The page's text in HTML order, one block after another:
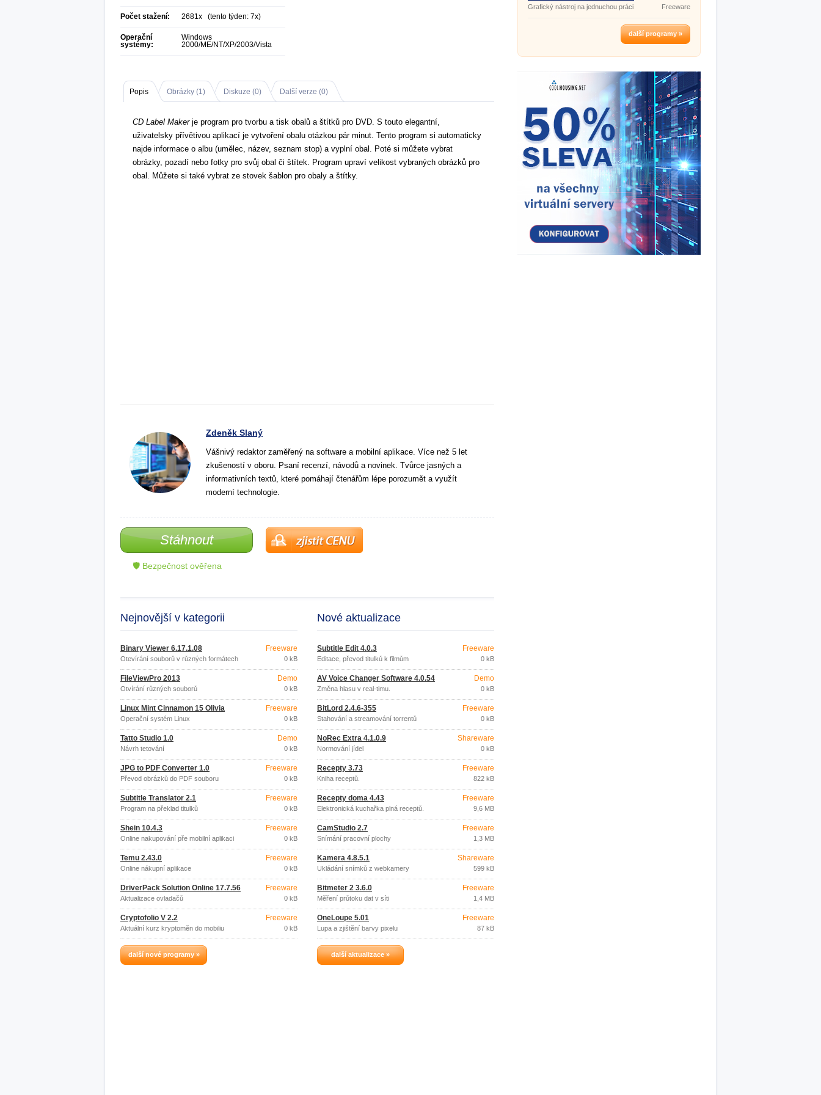
Počet stažení: 2681x (tento týden: 7x)
Operační
systémy:
Windows
2000/ME/NT/XP/2003/Vista
Popis Obrázky (1) Diskuze (0) Další verze (0)
CD Label Makerje program pro tvorbu a tisk obalů a štítků pro DVD. S touto elegantní,
uživatelsky přívětivou aplikací je vytvoření obalu otázkou pár minut. Tento program si automaticky
najde informace o albu (umělec, název, seznam stop) a vyplní obal. Poté si můžete vybrat
obrázky, pozadí nebo fotky pro svůj obal či štítek. Program upraví velikost vybraných obrázků pro
obal. Můžete si také vybrat ze stovek šablon pro obaly a štítky.
Zdeněk Slaný
Vášnivý redaktor zaměřený na software a mobilní aplikace. Více než 5 let
zkušeností v oboru. Psaní recenzí, návodů a novinek. Tvůrce jasných a
informativních textů, které pomáhají čtenářům lépe porozumět a využít
moderní technologie.
Stáhnout
🛡 Bezpečnost ověřena
Nejnovější v kategorii
Binary Viewer 6.17.1.08
Otevírání souborů v různých formátech
Freeware
0 kB
FileViewPro 2013
Otvírání různých souborů
Demo
0 kB
Linux Mint Cinnamon 15 Olivia
Operační systém Linux
Freeware
0 kB
Tatto Studio 1.0
Návrh tetování
Demo
0 kB
JPG to PDF Converter 1.0
Převod obrázků do PDF souboru
Freeware
0 kB
Subtitle Translator 2.1
Program na překlad titulků
Freeware
0 kB
Shein 10.4.3
Online nakupování pře mobilní aplikaci
Freeware
0 kB
Temu 2.43.0
Online nákupní aplikace
Freeware
0 kB
DriverPack Solution Online 17.7.56
Aktualizace ovladačů
Freeware
0 kB
Cryptofolio V 2.2
Aktuální kurz kryptoměn do mobiliu
Freeware
0 kB
další nové programy »
Nové aktualizace
Subtitle Edit 4.0.3
Editace, převod titulků k filmům
Freeware
0 kB
AV Voice Changer Software 4.0.54
Změna hlasu v real-timu.
Demo
0 kB
BitLord 2.4.6-355
Stahování a streamování torrentů
Freeware
0 kB
NoRec Extra 4.1.0.9
Normování jídel
Shareware
0 kB
Recepty 3.73
Kniha receptů.
Freeware
822 kB
Recepty doma 4.43
Elektronická kuchařka plná receptů.
Freeware
9,6 MB
CamStudio 2.7
Snímání pracovní plochy
Freeware
1,3 MB
Kamera 4.8.5.1
Ukládání snímků z webkamery
Shareware
599 kB
Bitmeter 2 3.6.0
Měření průtoku dat v síti
Freeware
1,4 MB
OneLoupe 5.01
Lupa a zjištění barvy pixelu
Freeware
87 kB
další aktualizace »
Grafický nástroj na jednuchou práci
Freeware
další programy »